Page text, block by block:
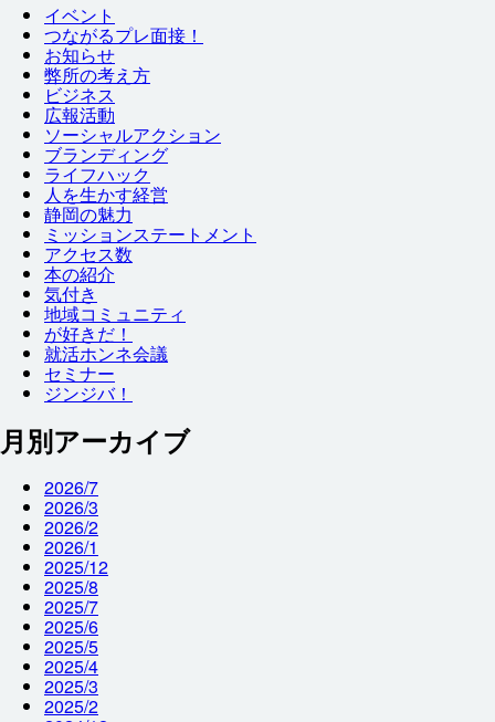
イベント
つながるプレ面接 ！
お知らせ
弊所の考え 方
ビジネス
広報活動
ソーシャルアクション
ブランディング
ライフハック
人を生かす経営
静岡の魅力
ミッションステートメント
アクセス数
本の紹介
気付き
地域コミュニティ
が好きだ！
就活ホンネ会議
セミナー
ジンジバ！
月別アーカイブ
2026/7
2026/3
2026/2
2026/1
2025/12
2025/8
2025/7
2025/6
2025/5
2025/4
2025/3
2025/2